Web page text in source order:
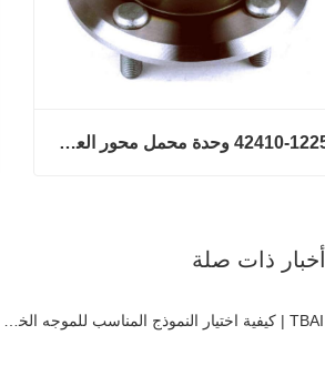
42410-12250 وحدة محمل محور العجلة الخلفية عالية الجودة
أخبار ذات صلة
TBAI | كيفية اختيار النموذج المناسب للموجه الخطي؟